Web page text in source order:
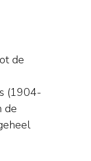
de
(1904-
de
in